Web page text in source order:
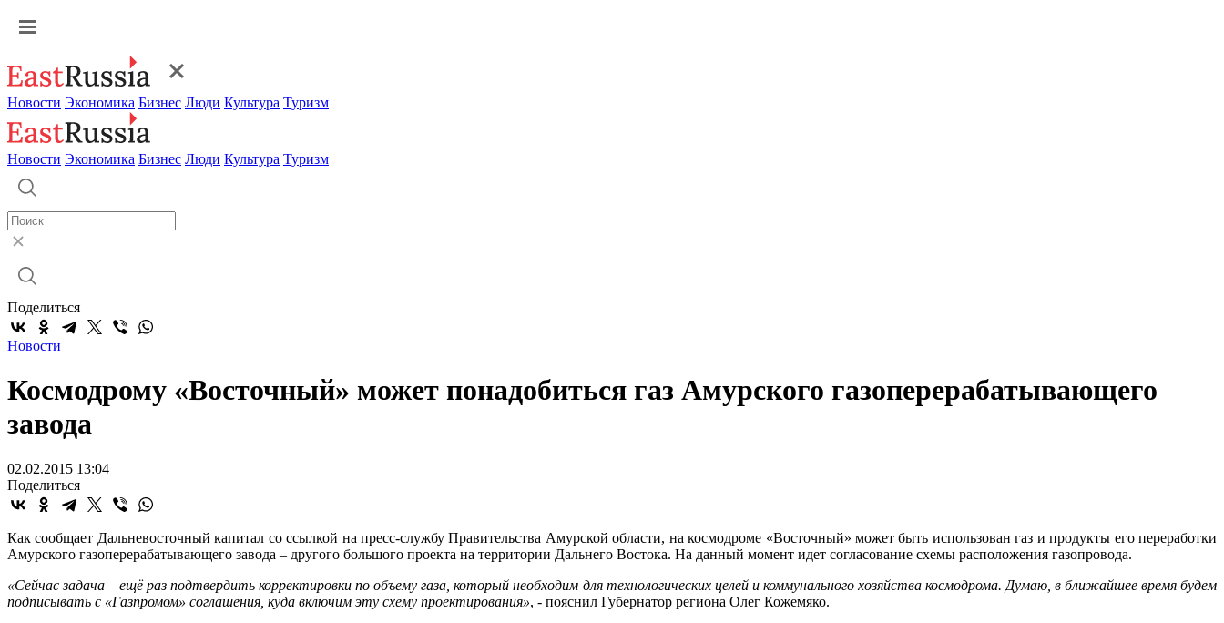
Новости Экономика Бизнес Люди Культура Туризм
Новости Экономика Бизнес Люди Культура Туризм
Поделиться
Новости
Космодрому «Восточный» может понадобиться газ Амурского газоперерабатывающего
завода
02.02.2015 13:04
Поделиться
Как сообщает Дальневосточный капитал со ссылкой на пресс-службу Правительства Амурской области, на космодроме «Восточный» может быть использован газ и продукты его переработки
Амурского газоперерабатывающего завода – другого большого проекта на территории Дальнего Востока. На данный момент идет согласование схемы расположения газопровода.
«Сейчас задача – ещё раз подтвердить корректировки по объему газа, который необходим для технологических целей и коммунального хозяйства космодрома. Думаю, в ближайшее время будем
подписывать с «Газпромом» соглашения, куда включим эту схему проектирования», - пояснил Губернатор региона Олег Кожемяко.